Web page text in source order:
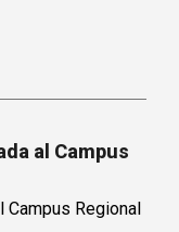
al Campus